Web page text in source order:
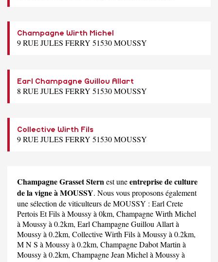
Champagne Wirth Michel
9 RUE JULES FERRY 51530 MOUSSY
Earl Champagne Guillou Allart
8 RUE JULES FERRY 51530 MOUSSY
Collective Wirth Fils
9 RUE JULES FERRY 51530 MOUSSY
Champagne Grasset Sternest uneentreprise de culture
de la vigne à MOUSSY. Nous vous proposons également
une sélection de viticulteurs de MOUSSY : Earl Crete
Pertois Et Filsà Moussy à 0km, Champagne Wirth Michel
à Moussy à 0.2km, Earl Champagne Guillou Allartà
Moussy à 0.2km, Collective Wirth Filsà Moussy à 0.2km,
M N S à Moussy à 0.2km, Champagne Dabot Martin à
Moussy à 0.2km, Champagne Jean Michel à Moussy à